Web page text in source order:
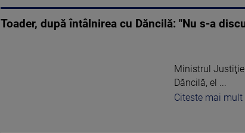
Toader, după întâlnirea cu Dăncilă: "Nu s-a
Ministrul
Dăncilă, el ...
Citeste mai mult